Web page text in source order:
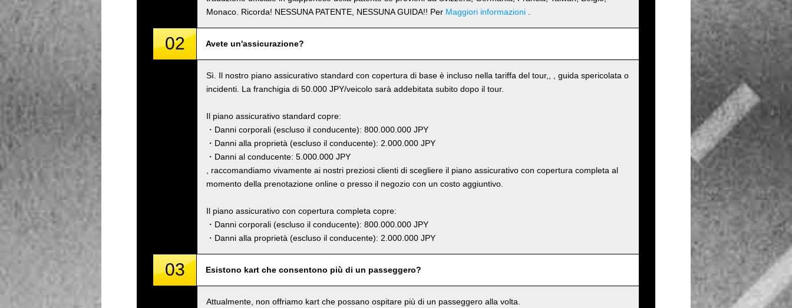
Monaco. Ricorda! NESSUNA PATENTE, NESSUNA GUIDA!! Per Maggiori informazioni
02 Avete un'assicurazione?
Sì. Il nostro piano assicurativo standard con copertura di base è incluso nella tariffa del tour,, , guida spericolata o
incidenti. La franchigia di 50.000 JPY/veicolo sarà addebitata subito dopo il tour.
Il piano assicurativo standard copre:
・Danni corporali (escluso il conducente): 800.000.000 JPY
・Danni alla proprietà (escluso il conducente): 2.000.000 JPY
・Danni al conducente: 5.000.000 JPY
, raccomandiamo vivamente ai nostri preziosi clienti di scegliere il piano assicurativo con copertura completa al
momento della prenotazione online o presso il negozio con un costo aggiuntivo.
Il piano assicurativo con copertura completa copre:
・Danni corporali (escluso il conducente): 800.000.000 JPY
・Danni alla proprietà (escluso il conducente): 2.000.000 JPY
03 Esistono kart che consentono più di un passeggero?
Attualmente, non offriamo kart che possano ospitare più di un passeggero alla volta.